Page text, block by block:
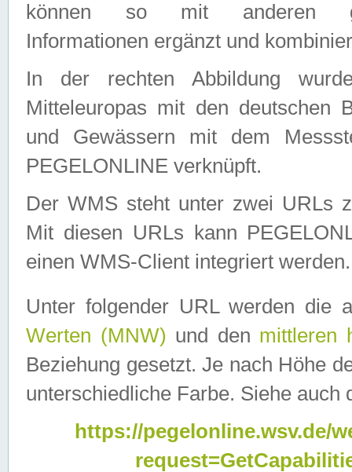
können so mit anderen
Informationen ergänzt und
In der rechten Abbildung
Mitteleuropas mit den deutschen
und Gewässern mit dem
PEGELONLINE verknüpft.
Der WMS steht unter zwei URLs
Mit diesen URLs kann
einen WMS-Client integriert werden.
Unter folgender URL werden die
Werten (MNW) und den mittleren
Beziehung gesetzt. Je nach Höhe
unterschiedliche Farbe. Siehe auch
https://pegelonline.wsv.de/